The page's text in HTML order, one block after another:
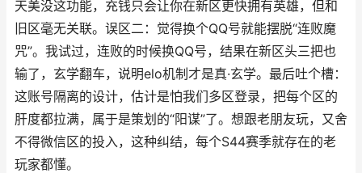
天美没这功能，充钱只会让你在新区更快拥有英雄，但和
旧区毫无关联。误区二：觉得换个QQ号就能摆脱“连败魔
咒”。我试过，连败的时候换QQ号，结果在新区头三把也
输了，玄学翻车，说明elo机制才是真·玄学。最后吐个槽：
这账号隔离的设计，估计是怕我们多区登录，把每个区的
肝度都拉满，属于是策划的“阳谋”了。想跟老朋友玩，又舍
不得微信区的投入，这种纠结，每个S44赛季就存在的老
玩家都懂。